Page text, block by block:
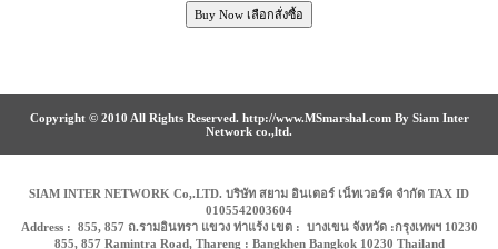
Copyright © 2010 All Rights Reserved. http://www.MSmarshal.com By Siam Inter
Network co.,ltd.
SIAM INTER NETWORK Co,.LTD. บริษัท สยาม อินเตอร์ เน็ทเวอร์ค จำกัด TAX ID
0105542003604
Address : 855, 857 ถ.รามอินทรา แขวง ท่าแร้ง เขต : บางเขน จังหวัด :กรุงเทพฯ 10230
855, 857 Ramintra Road, Thareng : Bangkhen Bangkok 10230 Thailand